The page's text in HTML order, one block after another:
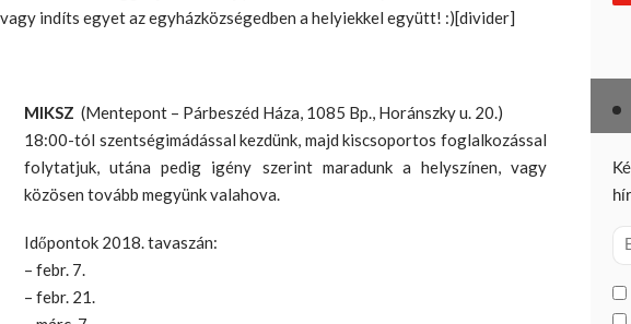
vagy indíts egyet az egyházközségedben a helyiekkel együtt! :)[divider]
MIKSZ (Mentepont – Párbeszéd Háza, 1085 Bp., Horánszky u. 20.)
18:00-tól szentségimádással kezdünk, majd kiscsoportos foglalkozással
folytatjuk, utána pedig igény szerint maradunk a helyszínen, vagy
közösen tovább megyünk valahova.
Időpontok 2018. tavaszán:
– febr. 7.
– febr. 21.